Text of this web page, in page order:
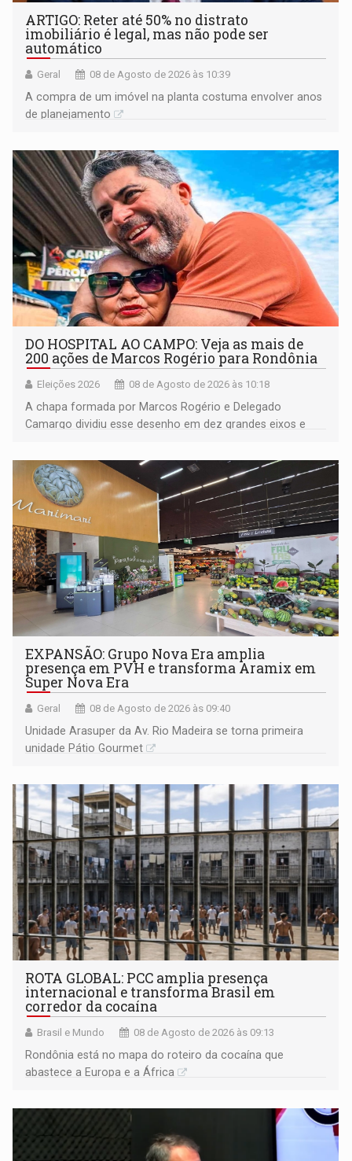
ARTIGO: Reter até 50% no distrato
imobiliário é legal, mas não pode ser
automático
Geral 08 de Agosto de 2026 às 10:39
A compra de um imóvel na planta costuma envolver anos
de planejamento
DO HOSPITAL AO CAMPO: Veja as mais de
200 ações de Marcos Rogério para Rondônia
Eleições 2026 08 de Agosto de 2026 às 10:18
A chapa formada por Marcos Rogério e Delegado
Camargo dividiu esse desenho em dez grandes eixos e
EXPANSÃO: Grupo Nova Era amplia
presença em PVH e transforma Aramix em
Super Nova Era
Geral 08 de Agosto de 2026 às 09:40
Unidade Arasuper da Av. Rio Madeira se torna primeira
unidade Pátio Gourmet
ROTA GLOBAL: PCC amplia presença
internacional e transforma Brasil em
corredor da cocaína
Brasil e Mundo 08 de Agosto de 2026 às 09:13
Rondônia está no mapa do roteiro da cocaína que
abastece a Europa e a África